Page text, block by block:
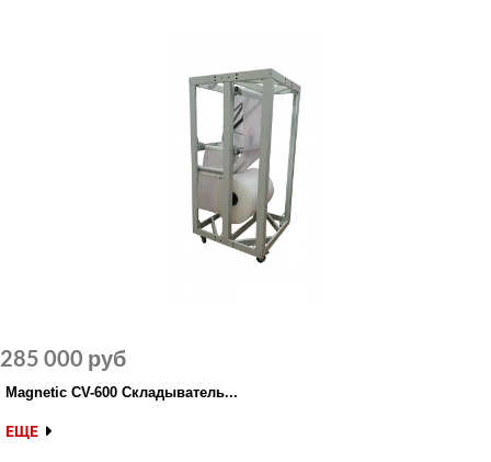
Magnetic CV-600 Складыватель...
285 000 руб
ЕЩЕ